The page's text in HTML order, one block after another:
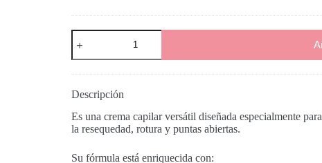
Crema
Capilar
Keratin
1
Descripción
Es una crema capilar versátil diseñada especialmente
la resequedad, rotura y puntas abiertas.
Su fórmula está enriquecida con: